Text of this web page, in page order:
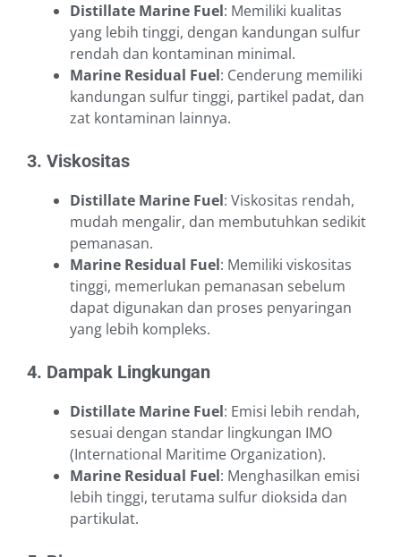
Distillate Marine Fuel: Memiliki kualitas
yang lebih tinggi, dengan kandungan sulfur
rendah dan kontaminan minimal.
Marine Residual Fuel: Cenderung memiliki
kandungan sulfur tinggi, partikel padat, dan
zat kontaminan lainnya.
3. Viskositas
Distillate Marine Fuel: Viskositas rendah,
mudah mengalir, dan membutuhkan sedikit
pemanasan.
Marine Residual Fuel: Memiliki viskositas
tinggi, memerlukan pemanasan sebelum
dapat digunakan dan proses penyaringan
yang lebih kompleks.
4. Dampak Lingkungan
Distillate Marine Fuel: Emisi lebih rendah,
sesuai dengan standar lingkungan IMO
(International Maritime Organization).
Marine Residual Fuel: Menghasilkan emisi
lebih tinggi, terutama sulfur dioksida dan
partikulat.